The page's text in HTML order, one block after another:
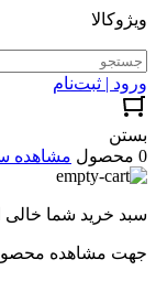
ویژوکالا
ورود | ثبت‌نام
بستن
0 محصول
مشاهده
سبد خرید شما
جهت مشاهده